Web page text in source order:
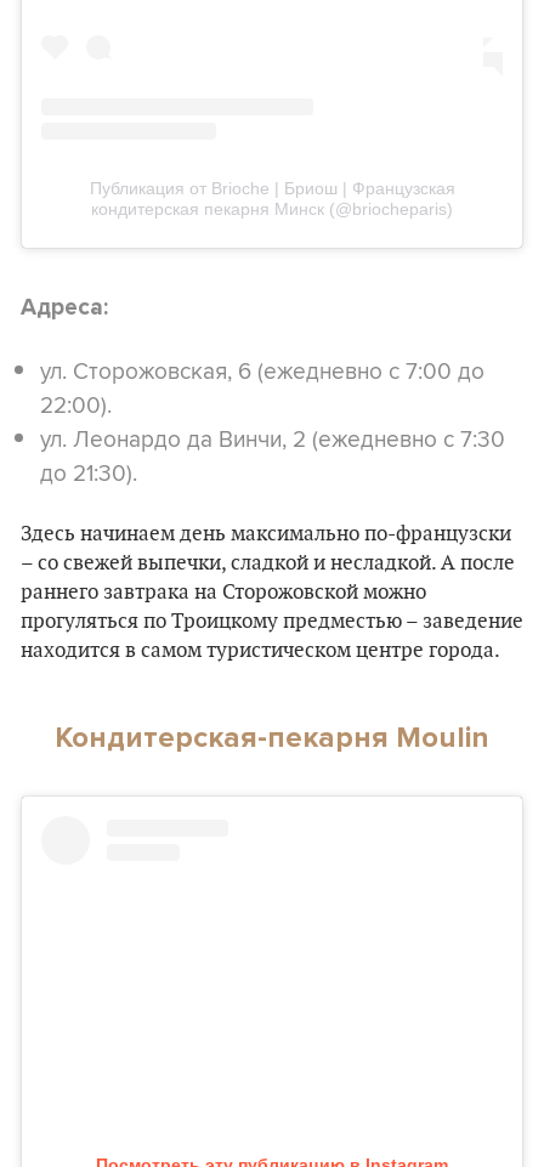
Публикация от Brioche | Бриош | Французская
кондитерская пекарня Минск (@briocheparis)
Адреса:
ул. Сторожовская, 6 (ежедневно с 7:00 до
22:00).
ул. Леонардо да Винчи, 2 (ежедневно с 7:30
до 21:30).
Здесь начинаем день максимально по-французски
– со свежей выпечки, сладкой и несладкой. А после
раннего завтрака на Сторожовской можно
прогуляться по Троицкому предместью – заведение
находится в самом туристическом центре города.
Кондитерская-пекарня Moulin